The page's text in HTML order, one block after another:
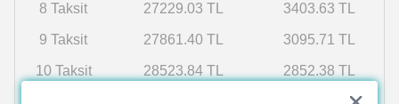
8 Taksit 27229.03 TL 3403.63 TL
9 Taksit 27861.40 TL 3095.71 TL
10 Taksit 28523.84 TL 2852.38 TL